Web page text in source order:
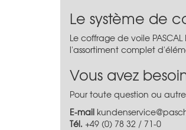
Le système de
Le coffrage de voile
l'assortiment complet
Vous avez
Pour toute question ou
E-mail
Tél. +49 (0) 78 32 / 71-0